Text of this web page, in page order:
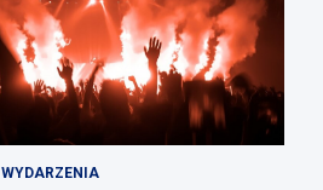
WYDARZENIA